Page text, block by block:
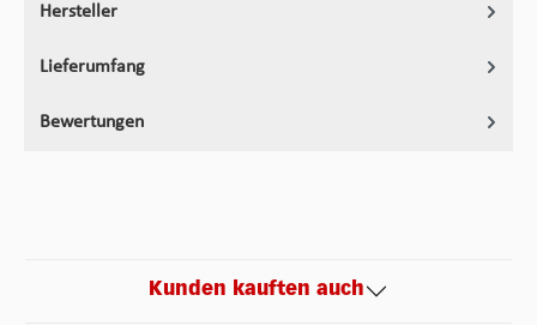
Hersteller
Lieferumfang
Bewertungen
Kunden kauften auch